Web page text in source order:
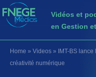
Vidéos et
en Gestion
Home » Videos »
IMT-BS
créativité numérique